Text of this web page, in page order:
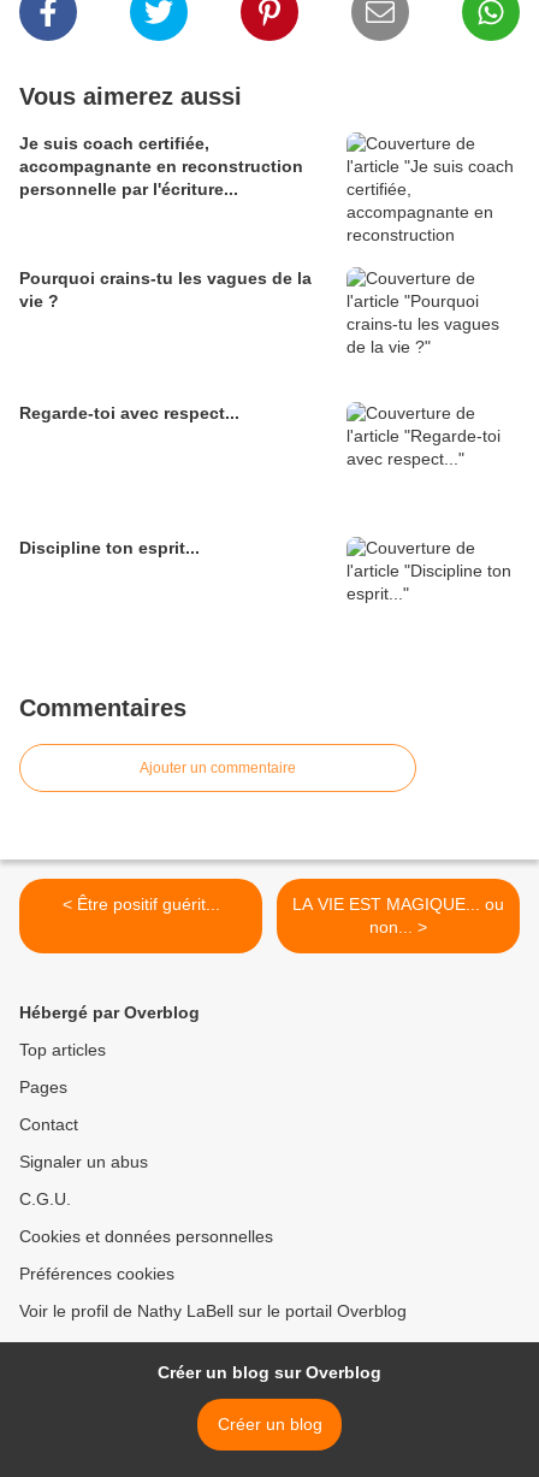
Vous aimerez aussi
Je suis coach certifiée,
accompagnante en reconstruction
personnelle par l'écriture...
Pourquoi crains-tu les vagues de la
vie ?
Regarde-toi avec respect...
Discipline ton esprit...
Commentaires
Ajouter un commentaire
< Être positif guérit...
LA VIE EST MAGIQUE... ou
non... >
Hébergé par Overblog
Top articles
Pages
Contact
Signaler un abus
C.G.U.
Cookies et données personnelles
Préférences cookies
Voir le profil de Nathy LaBell sur le portail Overblog
Créer un blog sur Overblog
Créer un blog